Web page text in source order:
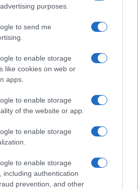
purposes.
to send me
to enable storage
like cookies on web or
apps.
to enable storage
of the website or app.
to enable storage
to enable storage
including authentication
prevention, and other
risparmiateci lo